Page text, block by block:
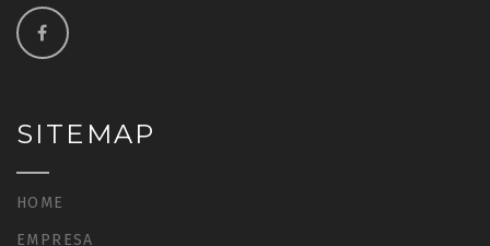
SITEMAP
HOME
EMPRESA